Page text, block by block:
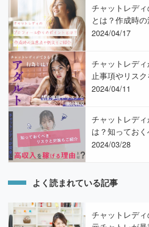
チャットレデ
とは？作成時
2024/04/17
チャットレデ
止事項やリス
2024/04/11
チャットレデ
は？知ってお
2024/03/28
よく読まれている記事
チャットレデ